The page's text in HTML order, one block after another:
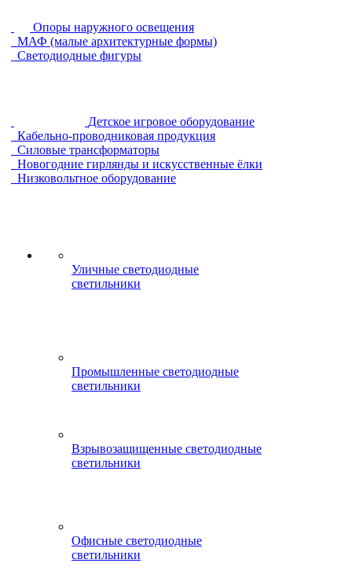
Опоры наружного освещения
МАФ (малые архитектурные формы)
Светодиодные фигуры
Детское игровое оборудование
Кабельно-проводниковая продукция
Силовые трансформаторы
Новогодние гирлянды и искусственные ёлки
Низковольтное оборудование
Уличные светодиодные
светильники
Промышленные светодиодные
светильники
Взрывозащищенные светодиодные
светильники
Офисные светодиодные
светильники